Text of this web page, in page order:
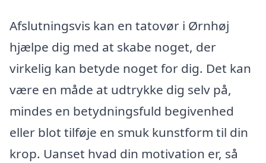
Afslutningsvis kan en tatovør i Ørnhøj
hjælpe dig med at skabe noget, der
virkelig kan betyde noget for dig. Det kan
være en måde at udtrykke dig selv på,
mindes en betydningsfuld begivenhed
eller blot tilføje en smuk kunstform til din
krop. Uanset hvad din motivation er, så